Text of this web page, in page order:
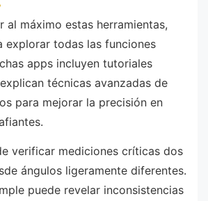
al máximo estas herramientas,
explorar todas las funciones
apps incluyen tutoriales
técnicas avanzadas de
para mejorar la precisión en
verificar mediciones críticas dos
ángulos ligeramente diferentes.
puede revelar inconsistencias